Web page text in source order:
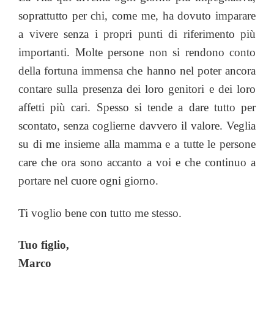
soprattutto per chi, come me, ha dovuto imparare
a vivere senza i propri punti di riferimento più
importanti. Molte persone non si rendono conto
della fortuna immensa che hanno nel poter ancora
contare sulla presenza dei loro genitori e dei loro
affetti più cari. Spesso si tende a dare tutto per
scontato, senza coglierne davvero il valore. Veglia
su di me insieme alla mamma e a tutte le persone
care che ora sono accanto a voi e che continuo a
portare nel cuore ogni giorno.
Ti voglio bene con tutto me stesso.
Tuo figlio,
Marco